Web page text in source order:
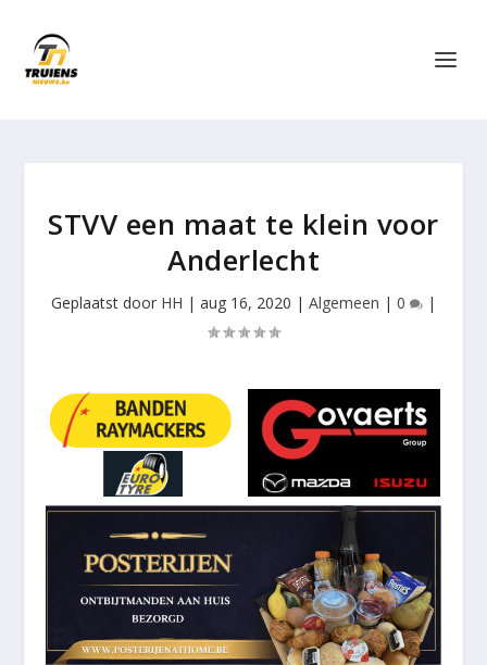
STVV een maat te klein voor
Anderlecht
Geplaatst door HH | aug 16, 2020 | Algemeen | 0 |